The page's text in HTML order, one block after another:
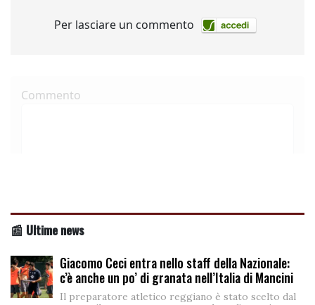
📰 Ultime news
Giacomo Ceci entra nello staff della Nazionale:
c’è anche un po’ di granata nell’Italia di Mancini
Il preparatore atletico reggiano è stato scelto dal